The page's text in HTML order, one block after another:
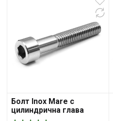
Болт Inox Mare с
цилиндрична глава
вътрешен шестостен